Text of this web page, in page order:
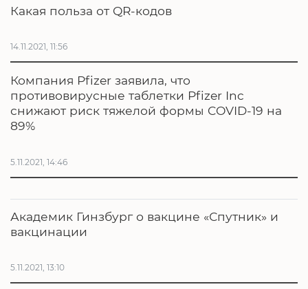
Какая польза от QR-кодов
14.11.2021, 11:56
Компания Pfizer заявила, что
противовирусные таблетки Pfizer Inc
снижают риск тяжелой формы COVID-19 на
89%
5.11.2021, 14:46
Академик Гинзбург о вакцине «Спутник» и
вакцинации
5.11.2021, 13:10